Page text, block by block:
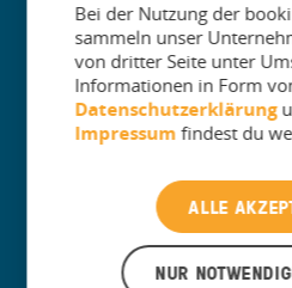
Ich bin damit einverstanden,
Daten gespeichert und
bookingkit. *
Neuigkeiten aus der Freizeitbranche
kannst dich jederzeit wieder
stets geschützt. Weitere
Unternehmen
Bei der Nutzung der
sammeln unser
von dritter Seite unter
Informationen in Form
Datenschutzerklärung
Impressum findest du
ALLE
NUR